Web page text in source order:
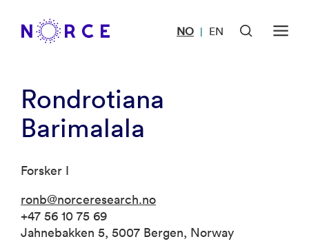
NO | EN
Rondrotiana
Barimalala
Forsker I
ronb@norceresearch.no
+47 56 10 75 69
Jahnebakken 5, 5007 Bergen, Norway